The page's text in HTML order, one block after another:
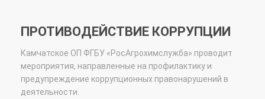
ПРОТИВОДЕЙСТВИЕ КОРРУПЦИИ
Камчатское ОП ФГБУ «РосАгрохимслужба» проводит
мероприятия, направленные на профилактику и
предупреждение коррупционных правонарушений в
деятельности.